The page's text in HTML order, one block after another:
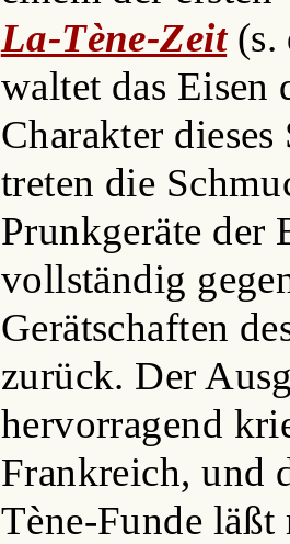
La-Tène-Zeit(s.
waltet das Eisen
Charakter
treten die
Prunkgeräte der
vollständig
Gerätschaften
zurück. Der
hervorragend
Frankreich, und
Tène-Funde